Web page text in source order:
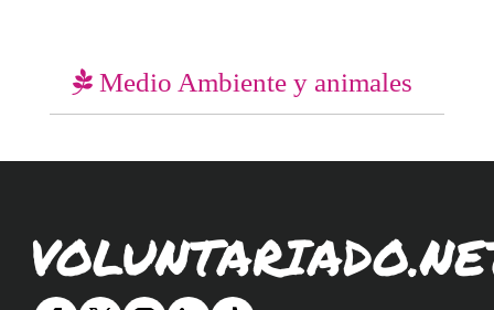
Medio Ambiente y animales
Proposta educativa
ACTUALITAT